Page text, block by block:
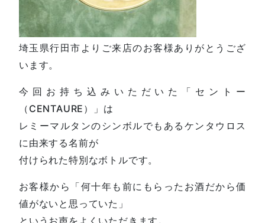
埼玉県行田市よりご来店のお客様ありがとうござ
います。
今回お持ち込みいただいた「セントー
（CENTAURE）」は
レミーマルタンのシンボルでもあるケンタウロス
に由来する名前が
付けられた特別なボトルです。
お客様から「何十年も前にもらったお酒だから価
値がないと思っていた」
というお声をよくいただきます。